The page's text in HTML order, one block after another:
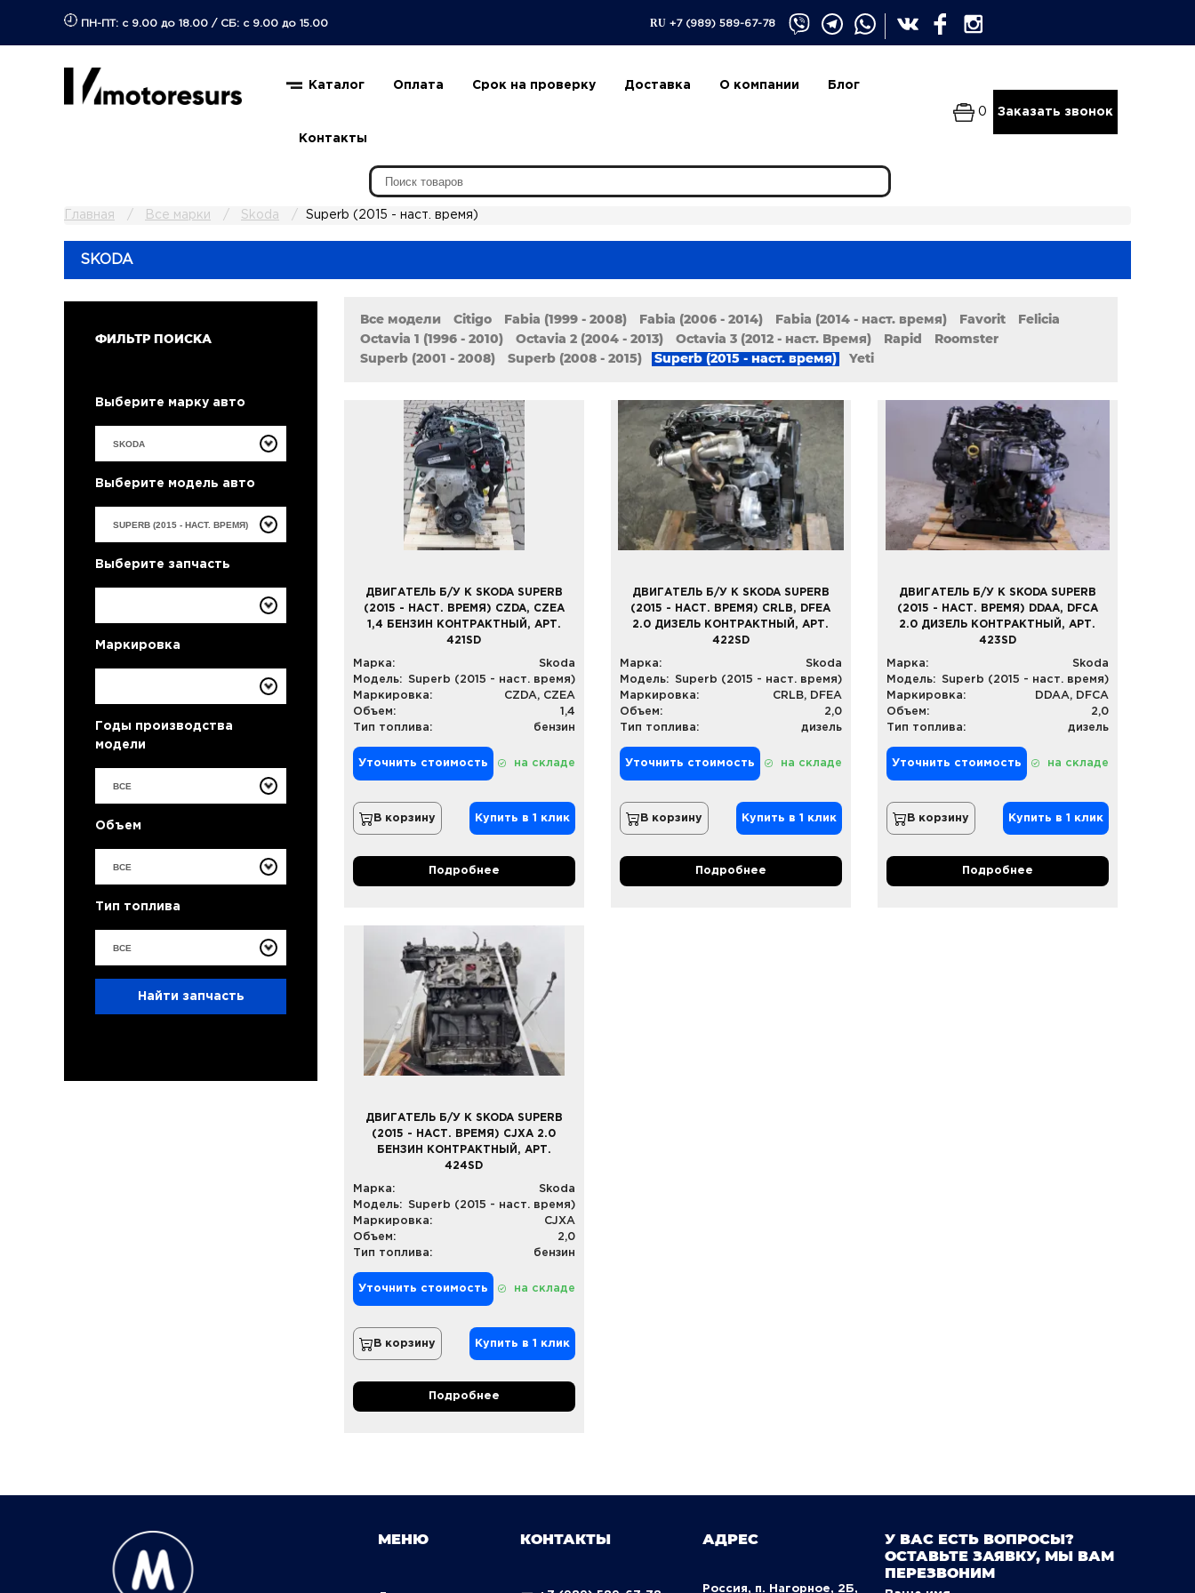
ПН-ПТ: с 9.00 до 18.00 / СБ: с 9.00 до 15.00 RU +7 (989) 589-67-78
Каталог Оплата Срок на проверку Доставка О компании Блог
Контакты
0 Заказать звонок
Главная Все марки Skoda Superb (2015 - наст. время)
SKODA
ФИЛЬТР ПОИСКА
Выберите марку авто
Выберите модель авто
Выберите запчасть
Маркировка
Годы производства
модели
ВСЕ
Объем
ВСЕ
Тип топлива
ВСЕ
Найти запчасть
Все модели Citigo Fabia (1999 - 2008) Fabia (2006 - 2014) Fabia (2014 - наст. время) Favorit
Felicia
Octavia 1 (1996 - 2010)
Octavia 2 (2004 - 2013) Octavia 3 (2012 - наст. Время) Rapid
Roomster
Superb (2001 - 2008)
Superb (2008 - 2015) Superb (2015 - наст. время) Yeti
ДВИГАТЕЛЬ Б/У К SKODA SUPERB
(2015 - НАСТ. ВРЕМЯ) CZDA, CZEA
1,4 БЕНЗИН КОНТРАКТНЫЙ, АРТ.
421SD
Марка:
Skoda
Модель:
Superb (2015 - наст. время)
Маркировка:
CZDA, CZEA
Объем:
1,4
Тип топлива:
бензин
Уточнить стоимость на складе
В корзину Купить в 1 клик
Подробнее
ДВИГАТЕЛЬ Б/У К SKODA SUPERB
(2015 - НАСТ. ВРЕМЯ) CRLB, DFEA
2.0 ДИЗЕЛЬ КОНТРАКТНЫЙ, АРТ.
422SD
Марка:
Skoda
Модель:
Superb (2015 - наст. время)
Маркировка:
CRLB, DFEA
Объем:
2,0
Тип топлива:
дизель
Уточнить стоимость на складе
В корзину Купить в 1 клик
Подробнее
ДВИГАТЕЛЬ Б/У К SKODA SUPERB
(2015 - НАСТ. ВРЕМЯ) DDAA, DFCA
2.0 ДИЗЕЛЬ КОНТРАКТНЫЙ, АРТ.
423SD
Марка:
Skoda
Модель:
Superb (2015 - наст. время)
Маркировка:
DDAA, DFCA
Объем:
2,0
Тип топлива:
дизель
Уточнить стоимость на складе
В корзину Купить в 1 клик
Подробнее
ДВИГАТЕЛЬ Б/У К SKODA SUPERB
(2015 - НАСТ. ВРЕМЯ) CJXA 2.0
БЕНЗИН КОНТРАКТНЫЙ, АРТ.
424SD
Марка:
Skoda
Модель:
Superb (2015 - наст. время)
Маркировка:
CJXA
Объем:
2,0
Тип топлива:
бензин
Уточнить стоимость на складе
В корзину Купить в 1 клик
Подробнее
МЕНЮ КОНТАКТЫ АДРЕС
Россия, п. Нагорное, 2Б,
У ВАС ЕСТЬ ВОПРОСЫ?
ОСТАВЬТЕ ЗАЯВКУ, МЫ ВАМ
ПЕРЕЗВОНИМ